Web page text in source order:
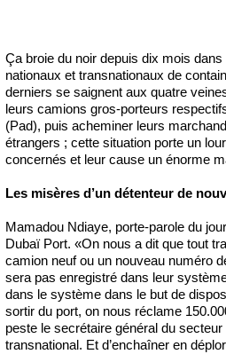
Ça broie du noir depuis dix mois
nationaux et transnationaux de
derniers se saignent aux quatre
leurs camions gros-porteurs
(Pad), puis acheminer leurs
étrangers ; cette situation porte un
concernés et leur cause un énorme
Les misères d’un détenteur de
Mamadou Ndiaye, porte-parole du
Dubaï Port. «On nous a dit que tout
camion neuf ou un nouveau numéro
sera pas enregistré dans leur
dans le système dans le but de
sortir du port, on nous réclame
peste le secrétaire général du
transnational. Et d’enchaîner en